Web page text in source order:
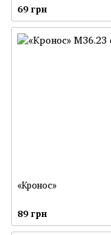
69 грн
«Кронос»
89 грн